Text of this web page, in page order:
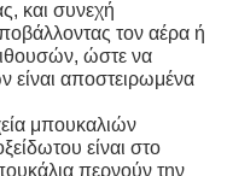
και συνεχή
τον αέρα ή
ώστε να
είναι αποστειρωμένα
μπουκαλιών
είναι στο
περνούν την